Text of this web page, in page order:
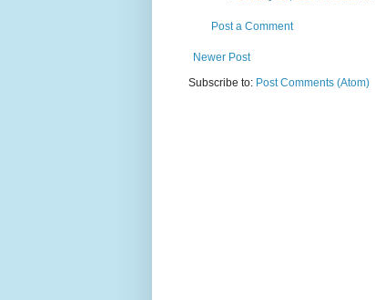
Post a Comment
Newer Post
Subscribe to: Post Comments (Atom)